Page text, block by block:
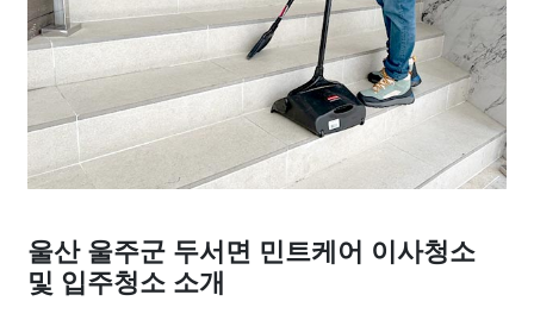
울산 울주군 두서면 민트케어 이사청소
및 입주청소 소개